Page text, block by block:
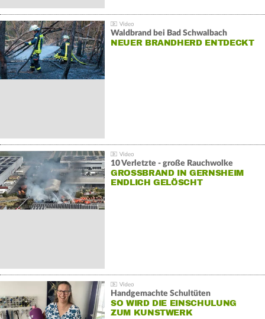
Waldbrand bei Bad Schwalbach
NEUER BRANDHERD ENTDECKT
10 Verletzte - große Rauchwolke
GROSSBRAND IN GERNSHEIM E
NDLICH GELÖSCHT
Handgemachte Schultüten
SO WIRD DIE EINSCHULUNG
ZUM KUNSTWERK